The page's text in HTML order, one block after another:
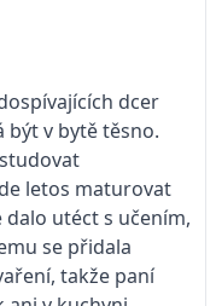
dcer
být v bytě těsno.
letos maturovat
utéct s učením,
se přidala
takže paní